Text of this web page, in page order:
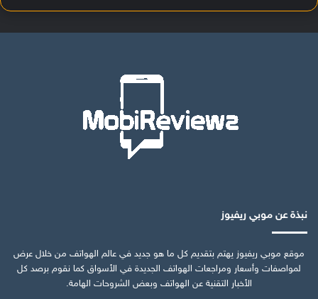
نبذة عن موبي ريفيوز
موقع موبي ريفيوز يهتم بتقديم كل ما هو جديد في عالم الهواتف من خلال عرض
لمواصفات وأسعار ومراجعات الهواتف الجديدة في الأسواق كما نقوم برصد كل
الأخبار التقنية عن الهواتف وبعض الشروحات الهامة.